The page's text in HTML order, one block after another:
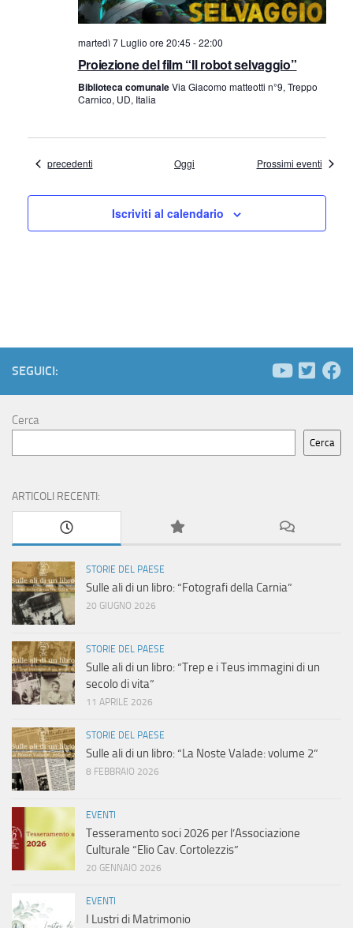
martedì 7 Luglio ore 20:45 -22:00
Proiezione del film “Il robot selvaggio”
Biblioteca comunaleVia Giacomo matteotti n°9, Treppo
Carnico, UD, Italia
Eventi
precedenti Oggi Prossimi eventi
Iscriviti al calendario
SEGUICI:
Cerca
Cerca
ARTICOLI RECENTI:
STORIE DEL PAESE
Sulle ali di un libro: “Fotografi della Carnia”
20 GIUGNO 2026
STORIE DEL PAESE
Sulle ali di un libro: “Trep e i Teus immagini di un
secolo di vita”
11 APRILE 2026
STORIE DEL PAESE
Sulle ali di un libro: “La Noste Valade: volume 2”
8 FEBBRAIO 2026
EVENTI
Tesseramento soci 2026 per l’Associazione
Culturale “Elio Cav. Cortolezzis”
20 GENNAIO 2026
EVENTI
I Lustri di Matrimonio